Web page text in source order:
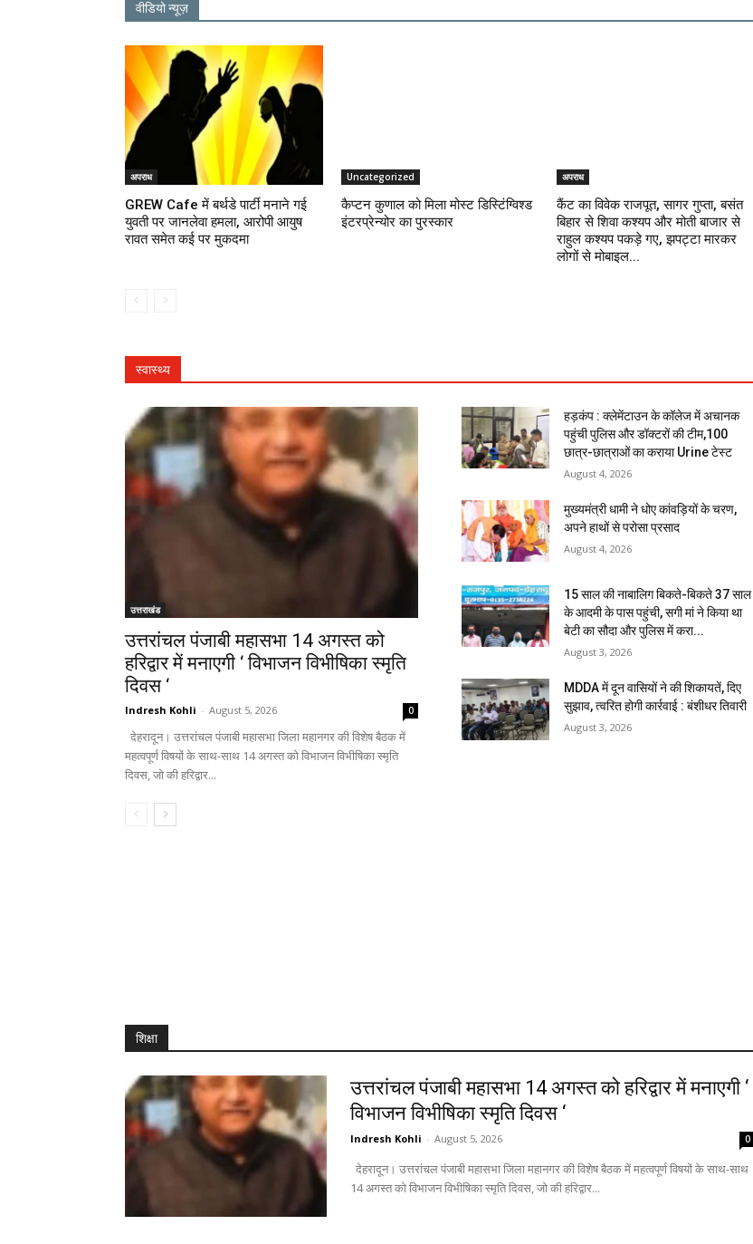
वीडियो न्यूज़
अपराध
GREW Cafe में बर्थडे पार्टी मनाने गई
युवती पर जानलेवा हमला, आरोपी आयुष
रावत समेत कई पर मुकदमा
Uncategorized
कैप्टन कुणाल को मिला मोस्ट डिस्टिंग्विश्ड
इंटरप्रेन्योर का पुरस्कार
अपराध
कैंट का विवेक राजपूत, सागर गुप्ता, बसंत
बिहार से शिवा कश्यप और मोती बाजार से
राहुल कश्यप पकड़े गए, झपट्टा मारकर
लोगों से मोबाइल...
स्वास्थ्य
उत्तराखंड
उत्तरांचल पंजाबी महासभा 14 अगस्त को
हरिद्वार में मनाएगी ‘ विभाजन विभीषिका स्मृति
दिवस ‘
Indresh Kohli - August 5, 2026 0
देहरादून। उत्तरांचल पंजाबी महासभा जिला महानगर की विशेष बैठक में
महत्वपूर्ण विषयों के साथ-साथ 14 अगस्त को विभाजन विभीषिका स्मृति
दिवस, जो की हरिद्वार...
हड़कंप : क्लेमेंटाउन के कॉलेज में अचानक
पहुंची पुलिस और डॉक्टरों की टीम,100
छात्र-छात्राओं का कराया Urine टेस्ट
August 4, 2026
मुख्यमंत्री धामी ने धोए कांवड़ियों के चरण,
अपने हाथों से परोसा प्रसाद
August 4, 2026
15 साल की नाबालिग बिकते-बिकते 37 साल
के आदमी के पास पहुंची, सगी मां ने किया था
बेटी का सौदा और पुलिस में करा...
August 3, 2026
MDDA में दून वासियों ने की शिकायतें, दिए
सुझाव, त्वरित होगी कार्रवाई : बंशीधर तिवारी
August 3, 2026
शिक्षा
उत्तरांचल पंजाबी महासभा 14 अगस्त को हरिद्वार में मनाएगी ‘
विभाजन विभीषिका स्मृति दिवस ‘
Indresh Kohli - August 5, 2026 0
14 अगस्त को विभाजन विभीषिका स्मृति दिवस, जो की हरिद्वार...